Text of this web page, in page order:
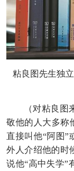
粘良图先生独
（对粘良
敬他的人大多称
直接叫他“阿图”
外人介绍他的时
说他“高中失学”